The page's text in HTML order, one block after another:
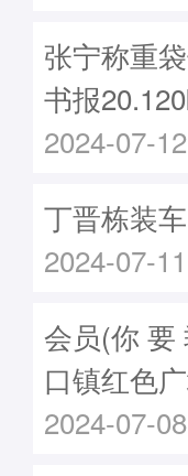
张宁称重
书报
2024-07-
丁晋栋装
2024-07-
会员(你 要
口镇红色
2024-07-